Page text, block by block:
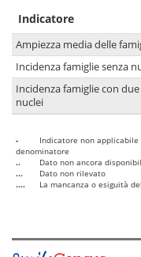
Indicatore
Ampiezza media delle
Incidenza famiglie senza
Incidenza famiglie con
nuclei
-
Indicatore non
denominatore
..
Dato non ancora
...
Dato non rilevato
....
La mancanza o esiguità